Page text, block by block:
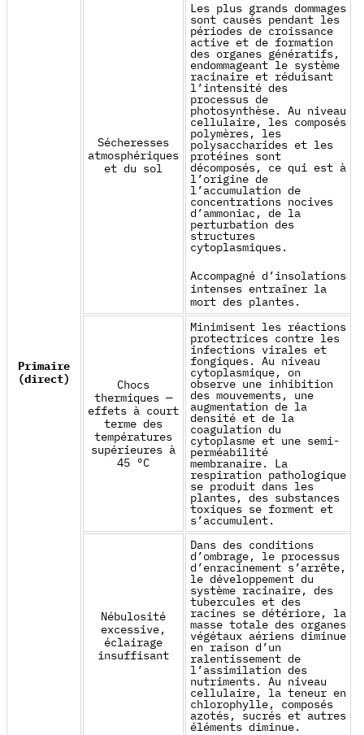
Primaire
(direct)
Sécheresses
atmosphériques
et du sol
Les plus grands dommages
sont causés pendant les
périodes de croissance
active et de formation
des organes génératifs,
endommageant le système
racinaire et réduisant
l’intensité des
processus de
photosynthèse. Au niveau
cellulaire, les composés
polymères, les
polysaccharides et les
protéines sont
décomposés, ce qui est à
l’origine de
l’accumulation de
concentrations nocives
d’ammoniac, de la
perturbation des
structures
cytoplasmiques.
Accompagné d’insolations
intenses entraîner la
mort des plantes.
Chocs
thermiques —
effets à court
terme des
températures
supérieures à
45 °C
Minimisent les réactions
protectrices contre les
infections virales et
fongiques. Au niveau
cytoplasmique, on
observe une inhibition
des mouvements, une
augmentation de la
densité et de la
coagulation du
cytoplasme et une semi-
perméabilité
membranaire. La
respiration pathologique
se produit dans les
plantes, des substances
toxiques se forment et
s’accumulent.
Nébulosité
excessive,
éclairage
insuffisant
Dans des conditions
d’ombrage, le processus
d’enracinement s’arrête,
le développement du
système racinaire, des
tubercules et des
racines se détériore, la
masse totale des organes
végétaux aériens diminue
en raison d’un
ralentissement de
l’assimilation des
nutriments. Au niveau
cellulaire, la teneur en
chlorophylle, composés
azotés, sucrés et autres
éléments diminue.